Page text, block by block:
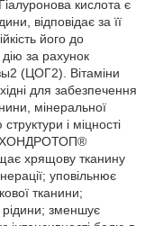
кислота є
відповідає за її
його до
за рахунок
(ЦОГ2). Вітаміни
для забезпечення
мінеральної
і міцності
ХОНДРОТОП®
хрящову тканину
уповільнює
тканини;
рідини; зменшує